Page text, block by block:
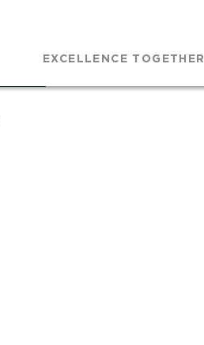
EXCELLENCE TOGETHER